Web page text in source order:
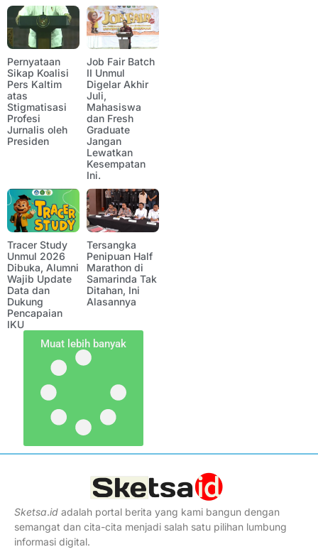
Pernyataan
Sikap Koalisi
Pers Kaltim
atas
Stigmatisasi
Profesi
Jurnalis oleh
Presiden
Job Fair Batch
II Unmul
Digelar Akhir
Juli,
Mahasiswa
dan Fresh
Graduate
Jangan
Lewatkan
Kesempatan
Ini.
Tracer Study
Unmul 2026
Dibuka, Alumni
Wajib Update
Data dan
Dukung
Pencapaian
IKU
Tersangka
Penipuan Half
Marathon di
Samarinda Tak
Ditahan, Ini
Alasannya
Muat lebih banyak
Sketsa.id adalah portal berita yang kami bangun dengan
semangat dan cita-cita menjadi salah satu pilihan lumbung
informasi digital.